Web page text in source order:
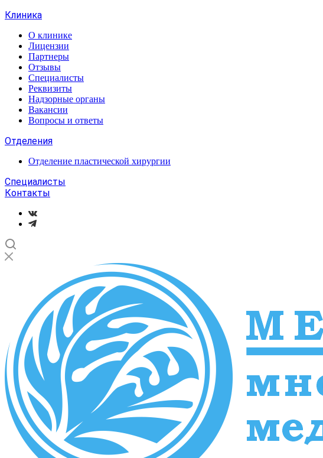
Клиника
О клинике
Лицензии
Партнеры
Отзывы
Специалисты
Реквизиты
Надзорные органы
Вакансии
Вопросы и ответы
Отделения
Отделение пластической хирургии
Специалисты
Контакты